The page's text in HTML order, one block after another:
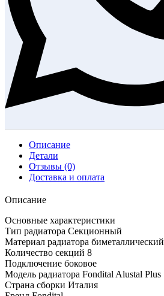
Описание
Детали
Отзывы (0)
Доставка и оплата
Описание
Основные характеристики
Тип радиатора Секционный
Материал радиатора биметаллический
Количество секций 8
Подключение боковое
Модель радиатора Fondital Alustal Plus
Страна сборки Италия